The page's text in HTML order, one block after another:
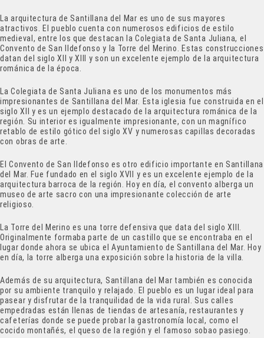
La arquitectura de Santillana del Mar es uno de sus mayores
atractivos. El pueblo cuenta con numerosos edificios de estilo
medieval, entre los que destacan la Colegiata de Santa Juliana, el
Convento de San Ildefonso y la Torre del Merino. Estas construcciones
datan del siglo XII y XIII y son un excelente ejemplo de la arquitectura
románica de la época.
La Colegiata de Santa Juliana es uno de los monumentos más
impresionantes de Santillana del Mar. Esta iglesia fue construida en el
siglo XII y es un ejemplo destacado de la arquitectura románica de la
región. Su interior es igualmente impresionante, con un magnífico
retablo de estilo gótico del siglo XV y numerosas capillas decoradas
con obras de arte.
El Convento de San Ildefonso es otro edificio importante en Santillana
del Mar. Fue fundado en el siglo XVII y es un excelente ejemplo de la
arquitectura barroca de la región. Hoy en día, el convento alberga un
museo de arte sacro con una impresionante colección de arte
religioso.
La Torre del Merino es una torre defensiva que data del siglo XIII.
Originalmente formaba parte de un castillo que se encontraba en el
lugar donde ahora se ubica el Ayuntamiento de Santillana del Mar. Hoy
en día, la torre alberga una exposición sobre la historia de la villa.
Además de su arquitectura, Santillana del Mar también es conocida
por su ambiente tranquilo y relajado. El pueblo es un lugar ideal para
pasear y disfrutar de la tranquilidad de la vida rural. Sus calles
empedradas están llenas de tiendas de artesanía, restaurantes y
cafeterías donde se puede probar la gastronomía local, como el
cocido montañés, el queso de la región y el famoso sobao pasiego.